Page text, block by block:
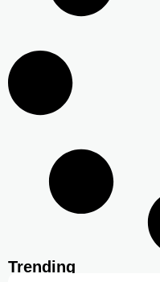
Trending